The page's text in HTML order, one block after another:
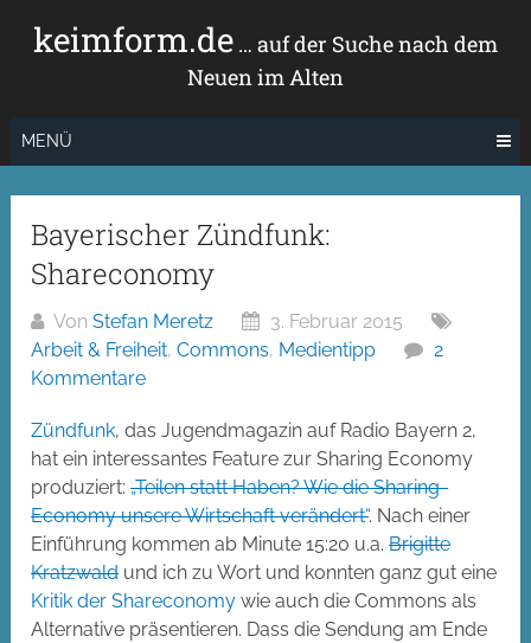
Inhaltkeimform.de… auf der Suche nach dem
Neuen im Alten
MENÜ
Bayerischer Zündfunk:
Shareconomy
VonStefan Meretz
3. Februar 2015
Arbeit & Freiheit,Commons, Medientipp
2
Kommentare
Zündfunk, das Jugendmagazin auf Radio Bayern 2,
hat ein interessantes Feature zur Sharing Economy
produziert:„Teilen statt Haben? Wie die Sharing-
Economy unsere Wirtschaft verändert“. Nach einer
Einführung kommen ab Minute 15:20 u.a.Brigitte
Kratzwaldund ich zu Wort und konnten ganz gut eine
Kritik der Shareconomy wie auch die Commons als
Alternative präsentieren. Dass die Sendung am Ende